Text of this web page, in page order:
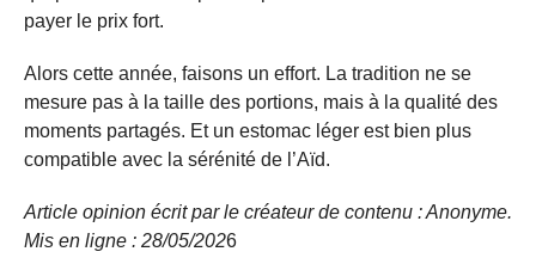
payer le prix fort.
Alors cette année, faisons un effort. La tradition ne se
mesure pas à la taille des portions, mais à la qualité des
moments partagés. Et un estomac léger est bien plus
compatible avec la sérénité de l’Aïd.
Article opinion écrit par le créateur de contenu : Anonyme.
Mis en ligne : 28/05/2026